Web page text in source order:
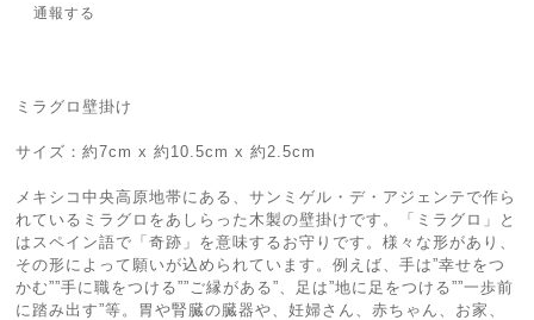
通報する
ミラグロ壁掛け
サイズ：約7cm x 約10.5cm x 約2.5cm
メキシコ中央高原地帯にある、サンミゲル・デ・アジェンテで作ら
れているミラグロをあしらった木製の壁掛けです。「ミラグロ」と
はスペイン語で「奇跡」を意味するお守りです。様々な形があり、
その形によって願いが込められています。例えば、手は”幸せをつ
かむ””手に職をつける””ご縁がある”、足は”地に足をつける””一歩前
に踏み出す”等。胃や腎臓の臓器や、妊婦さん、赤ちゃん、お家、